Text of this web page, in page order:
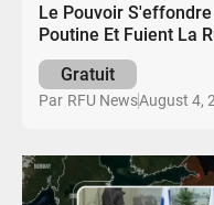
Le Pouvoir
Poutine Et Fuient La
Gratuit
Par RFU NewsAugust 4,